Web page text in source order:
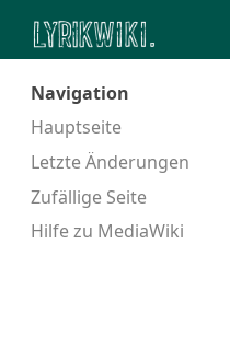
Navigation
Hauptseite
Letzte Änderungen
Zufällige Seite
Hilfe zu MediaWiki